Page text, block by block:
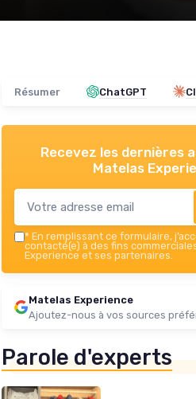
Résumer ChatGPT
Recevez les dernières
Matelas
* En remplissant ce formulaire,
contacté(e) à des fins
Experience et ses partenaires.
Matelas Experience
Ajoutez-nous à vos sources
Parole d'experts